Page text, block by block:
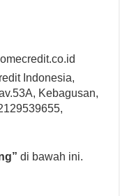
Indonesia,
Kebagusan,
di bawah ini.